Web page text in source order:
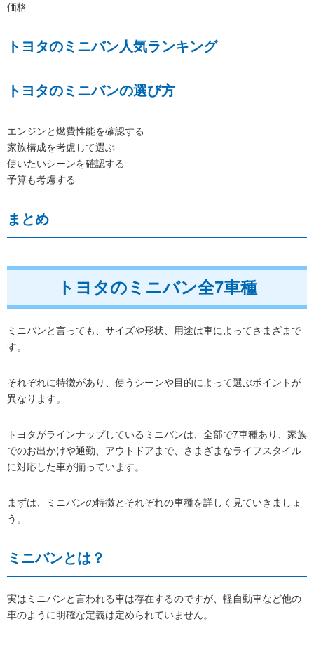
価格
トヨタのミニバン人気ランキング
トヨタのミニバンの選び方
エンジンと燃費性能を確認する
家族構成を考慮して選ぶ
使いたいシーンを確認する
予算も考慮する
まとめ
トヨタのミニバン全7車種
ミニバンと言っても、サイズや形状、用途は車によってさまざまで
す。
それぞれに特徴があり、使うシーンや目的によって選ぶポイントが
異なります。
トヨタがラインナップしているミニバンは、全部で7車種あり、家族
でのお出かけや通勤、アウトドアまで、さまざまなライフスタイル
に対応した車が揃っています。
まずは、ミニバンの特徴とそれぞれの車種を詳しく見ていきましょ
う。
ミニバンとは？
実はミニバンと言われる車は存在するのですが、軽自動車など他の
車のように明確な定義は定められていません。